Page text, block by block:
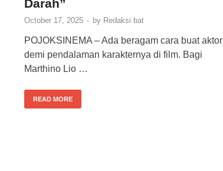
Darah”
October 17, 2025 - by Redaksi bat
POJOKSINEMA – Ada beragam cara buat aktor
demi pendalaman karakternya di film. Bagi
Marthino Lio …
READ MORE